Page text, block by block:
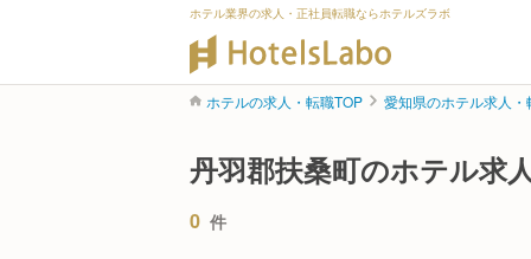
ホテル業界の求人・正社員転職ならホテルズラボ
ホテルの求人・転職TOP 愛知県のホテル求人・
丹羽郡扶桑町のホテル求
0 件